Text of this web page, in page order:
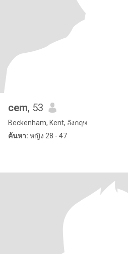
cem, 53
Beckenham, Kent, อังกฤษ
ค้นหา: หญิง 28 - 47